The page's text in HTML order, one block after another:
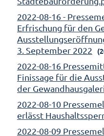
2022-08-16 -
Erfrischung für den
3. September 2022
2022-08-16
Finissage für die
der
2022-08-10
erlässt
2022-08-09